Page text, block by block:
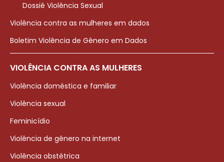
Dossiê Violência Sexual
Violência contra as mulheres em dados
Boletim Violência de Gênero em Dados
VIOLÊNCIA CONTRA AS MULHERES
Violência doméstica e familiar
Violência sexual
Feminicídio
Violência de gênero na internet
Violência obstétrica